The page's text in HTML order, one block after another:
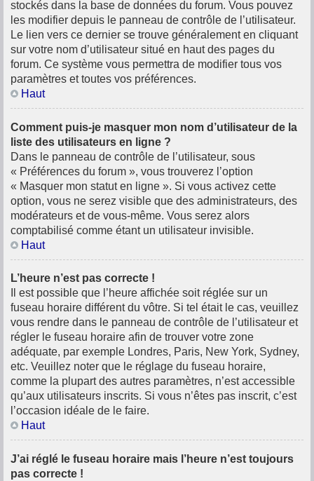
stockés dans la base de données du forum. Vous pouvez
les modifier depuis le panneau de contrôle de l’utilisateur.
Le lien vers ce dernier se trouve généralement en cliquant
sur votre nom d’utilisateur situé en haut des pages du
forum. Ce système vous permettra de modifier tous vos
paramètres et toutes vos préférences.
Haut
Comment puis-je masquer mon nom d’utilisateur de la
liste des utilisateurs en ligne ?
Dans le panneau de contrôle de l’utilisateur, sous
« Préférences du forum », vous trouverez l’option
« Masquer mon statut en ligne ». Si vous activez cette
option, vous ne serez visible que des administrateurs, des
modérateurs et de vous-même. Vous serez alors
comptabilisé comme étant un utilisateur invisible.
Haut
L’heure n’est pas correcte !
Il est possible que l’heure affichée soit réglée sur un
fuseau horaire différent du vôtre. Si tel était le cas, veuillez
vous rendre dans le panneau de contrôle de l’utilisateur et
régler le fuseau horaire afin de trouver votre zone
adéquate, par exemple Londres, Paris, New York, Sydney,
etc. Veuillez noter que le réglage du fuseau horaire,
comme la plupart des autres paramètres, n’est accessible
qu’aux utilisateurs inscrits. Si vous n’êtes pas inscrit, c’est
l’occasion idéale de le faire.
Haut
J’ai réglé le fuseau horaire mais l’heure n’est toujours
pas correcte !